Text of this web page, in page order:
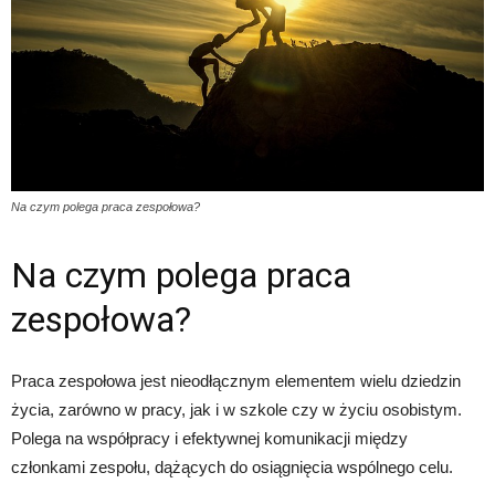
Na czym polega praca zespołowa?
Na czym polega praca
zespołowa?
Praca zespołowa jest nieodłącznym elementem wielu dziedzin
życia, zarówno w pracy, jak i w szkole czy w życiu osobistym.
Polega na współpracy i efektywnej komunikacji między
członkami zespołu, dążących do osiągnięcia wspólnego celu.